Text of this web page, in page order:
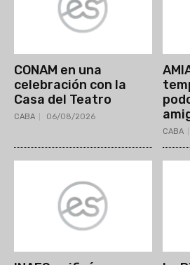
CONAM en una
celebración con la
Casa del Teatro
CABA 06/08/2026
CABA